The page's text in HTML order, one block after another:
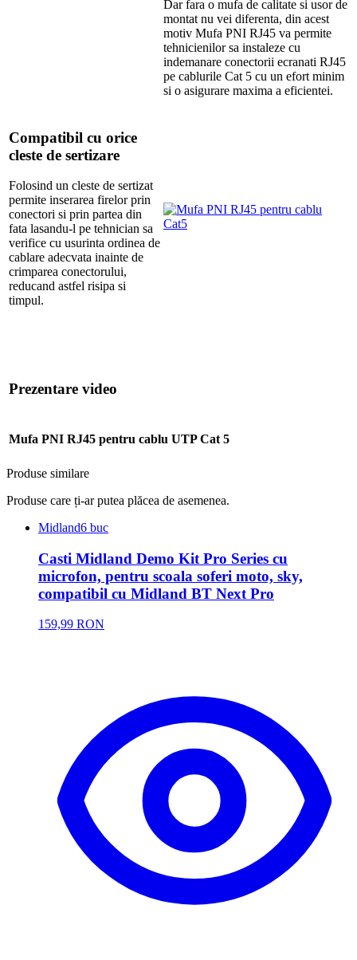
Dar fara o mufa de calitate si usor de
montat nu vei diferenta, din acest
motiv Mufa PNI RJ45 va permite
tehnicienilor sa instaleze cu
indemanare conectorii ecranati RJ45
pe cablurile Cat 5 cu un efort minim
si o asigurare maxima a eficientei.
Compatibil cu orice
cleste de sertizare
Folosind un cleste de sertizat
permite inserarea firelor prin
conectori si prin partea din
fata lasandu-l pe tehnician sa
verifice cu usurinta ordinea de
cablare adecvata inainte de
crimparea conectorului,
reducand astfel risipa si
timpul.
Prezentare video
Mufa PNI RJ45 pentru cablu UTP Cat 5
Produse similare
Produse care ți-ar putea plăcea de asemenea.
Midland6 buc
Casti Midland Demo Kit Pro Series cu
microfon, pentru scoala soferi moto, sky,
compatibil cu Midland BT Next Pro
159,99 RON